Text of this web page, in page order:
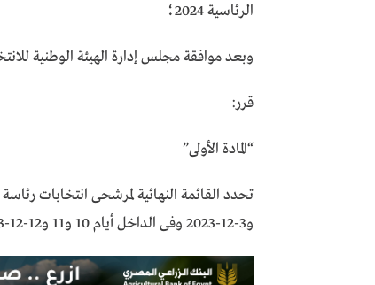
الرئاسية 2024؛
وبعد موافقة مجلس إدارة الهيئة الوطنية للانتخابات
قرر:
“المادة الأولى”
و3-12-2023 وفى الداخل أيام 10 و11 و12-12-2023